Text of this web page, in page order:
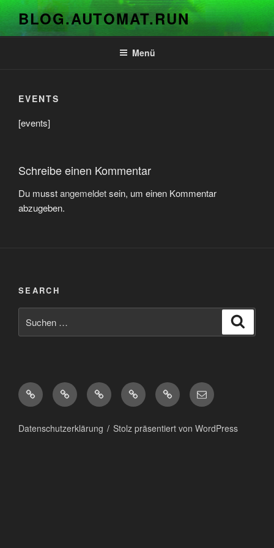
Zum
Inhalt
springen
BLOG.AUTOMAT.RUN
Menü
EVENTS
[events]
Schreibe einen Kommentar
Du musstangemeldetsein, um einen Kommentar
abzugeben.
SEARCH
nach:
Diaspora*PixelfedPeertubeMastodonMatrix eMail
Datenschutzerklärung Stolz präsentiert von WordPress